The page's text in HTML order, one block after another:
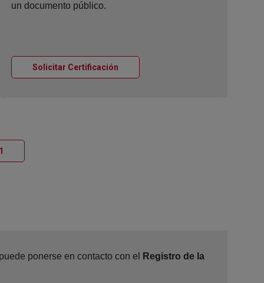
un documento público.
Solicitar Certificación
ponerse en contacto con el Registro de la